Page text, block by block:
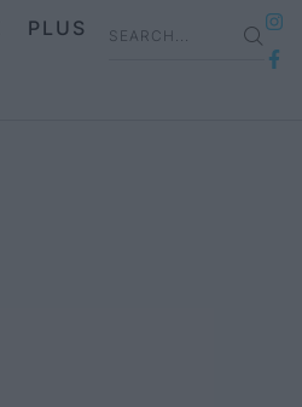
PLUS